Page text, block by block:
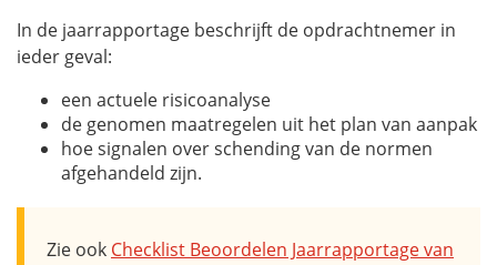
In de jaarrapportage beschrijft de opdrachtnemer in
ieder geval:
een actuele risicoanalyse
de genomen maatregelen uit het plan van aanpak
hoe signalen over schending van de normen
afgehandeld zijn.
Zie ook Checklist Beoordelen Jaarrapportage van